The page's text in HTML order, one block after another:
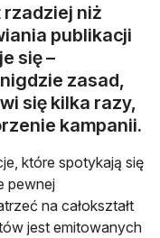
rzadziej niż
publikacji
się –
zasad,
się kilka razy,
kampanii.
które spotykają się
pewnej
na całokształt
jest emitowanych